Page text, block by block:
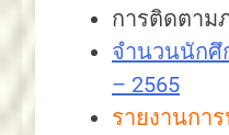
การติดตาม
จำนวนนักศึ
– 2565
รายงานกา